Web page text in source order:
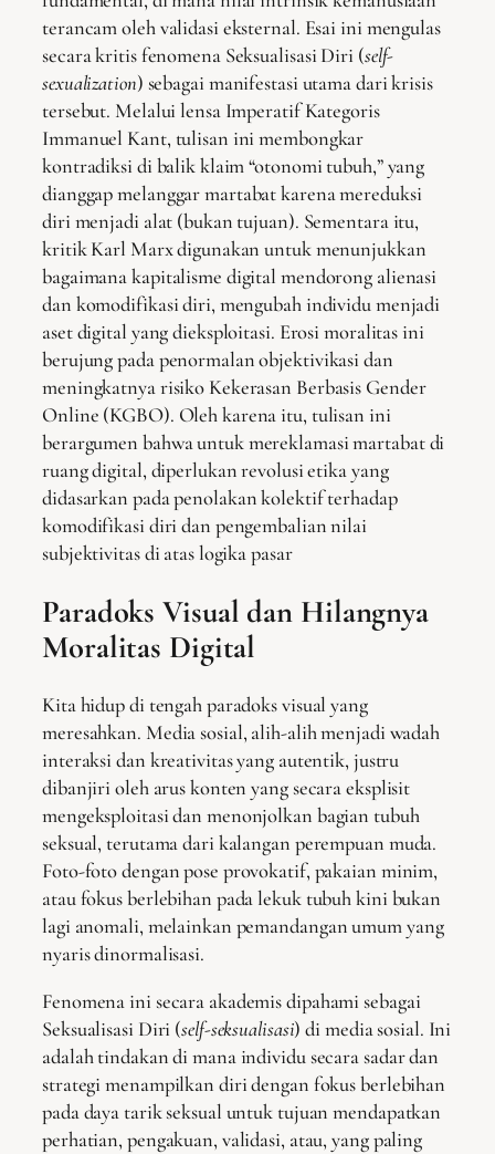
terancam oleh validasi eksternal. Esai ini mengulas
secara kritis fenomena Seksualisasi Diri (self-
sexualization) sebagai manifestasi utama dari krisis
tersebut. Melalui lensa Imperatif Kategoris
Immanuel Kant, tulisan ini membongkar
kontradiksi di balik klaim “otonomi tubuh,” yang
dianggap melanggar martabat karena mereduksi
diri menjadi alat (bukan tujuan). Sementara itu,
kritik Karl Marx digunakan untuk menunjukkan
bagaimana kapitalisme digital mendorong alienasi
dan komodifikasi diri, mengubah individu menjadi
aset digital yang dieksploitasi. Erosi moralitas ini
berujung pada penormalan objektivikasi dan
meningkatnya risiko Kekerasan Berbasis Gender
Online (KGBO). Oleh karena itu, tulisan ini
berargumen bahwa untuk mereklamasi martabat di
ruang digital, diperlukan revolusi etika yang
didasarkan pada penolakan kolektif terhadap
komodifikasi diri dan pengembalian nilai
subjektivitas di atas logika pasar
Paradoks Visual dan Hilangnya
Moralitas Digital
Kita hidup di tengah paradoks visual yang
meresahkan. Media sosial, alih-alih menjadi wadah
interaksi dan kreativitas yang autentik, justru
dibanjiri oleh arus konten yang secara eksplisit
mengeksploitasi dan menonjolkan bagian tubuh
seksual, terutama dari kalangan perempuan muda.
Foto-foto dengan pose provokatif, pakaian minim,
atau fokus berlebihan pada lekuk tubuh kini bukan
lagi anomali, melainkan pemandangan umum yang
nyaris dinormalisasi.
Fenomena ini secara akademis dipahami sebagai
Seksualisasi Diri (self-seksualisasi) di media sosial. Ini
adalah tindakan di mana individu secara sadar dan
strategi menampilkan diri dengan fokus berlebihan
pada daya tarik seksual untuk tujuan mendapatkan
perhatian, pengakuan, validasi, atau, yang paling